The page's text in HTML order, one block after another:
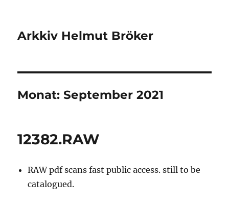
Arkkiv Helmut Bröker
Monat:September 2021
12382.RAW
RAW pdf scans fast public access. still to be
catalogued.